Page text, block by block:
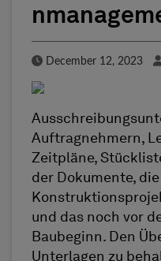
Published Date
December 12, 2023
Auftragnehmern,
Zeitpläne,
der Dokumente,
und das noch vor
Baubeginn. Den
Unterlagen zu